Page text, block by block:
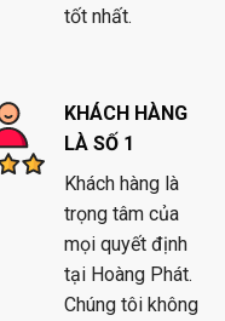
tốt nhất.
KHÁCH HÀNG
LÀ SỐ 1
Khách hàng là
trọng tâm của
mọi quyết định
tại Hoàng Phát.
Chúng tôi không